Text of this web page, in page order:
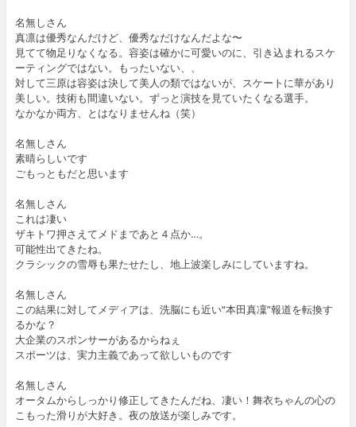
名無しさん
真凛は優秀なんだけど、優秀なだけなんだよな〜
見てて物足りなくなる。容姿は確かに可愛いのに、引き込まれるスケ
ーティングではない。もったいない、、
対して三原は容姿は決して美人の類ではないが、スケートに華があり
美しい。技術も間違いない。ずっと演技を見ていたくなる選手。
なかなか両方、とはなりませんね（笑）
名無しさん
素晴らしいです
ごもっともだと思います
名無しさん
これは凄い
ザキトワ押さえてメドまであと４点か…。
可能性出てきたね。
クラシックの雪辱も果たせたし、地上波楽しみにしていますね。
名無しさん
この結果に対してメディアは、洗脳にも近い“本田真凜”報道を転換す
るかな？
大企業のスポンサーがあるからねぇ
スポーツは、実力主義であって欲しいものです
名無しさん
オータムからしっかり修正してきたんだね、凄い！舞衣ちゃんの心の
こもった滑りが大好き。夜の放送が楽しみです。